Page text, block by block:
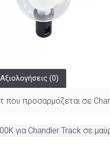
Αξιολογήσεις (0)
που προσαρμόζεται σε
για Chandler Track σε